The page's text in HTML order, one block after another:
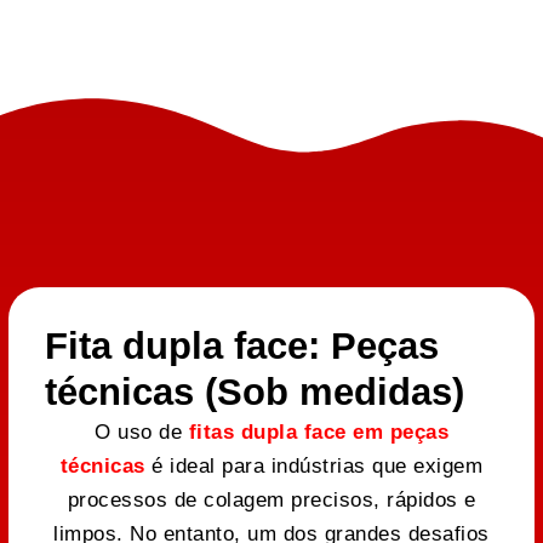
Fita dupla face: Peças
técnicas (Sob medidas)
O uso de fitas dupla face em peças
técnicas é ideal para indústrias que exigem
processos de colagem precisos, rápidos e
limpos. No entanto, um dos grandes desafios